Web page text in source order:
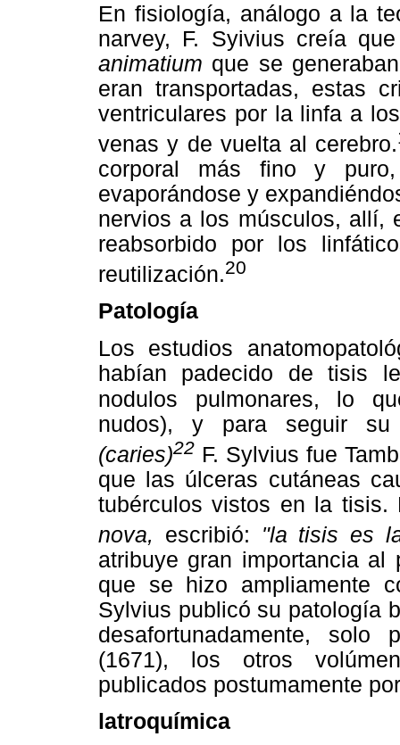
En fisiología, análogo a la
narvey, F. Syivius creía
animatium que se
eran transportadas, estas
ventriculares por la linfa a
venas y de vuelta al cerebro.
corporal más fino y
evaporándose y
nervios a los músculos, allí,
reabsorbido por los
reutilización.20
Patología
Los estudios
habían padecido de tisis
nodulos pulmonares, lo
nudos), y para seguir su
(caries)22 F. Sylvius fue
que las úlceras cutáneas
tubérculos vistos en la
nova, escribió: "la tisis es
atribuye gran importancia
que se hizo ampliamente
Sylvius publicó su patología
desafortunadamente,
(1671), los otros
publicados postumamente
latroquímica